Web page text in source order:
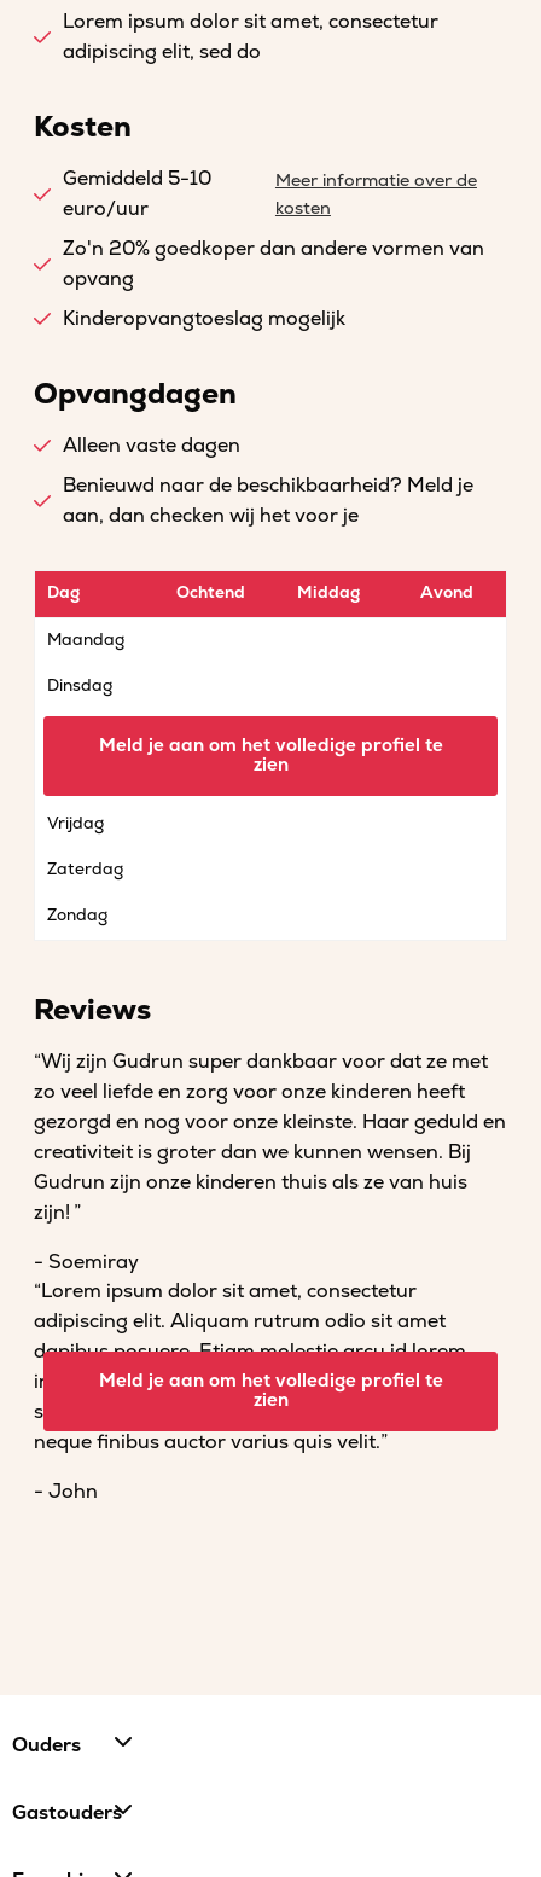
Lorem ipsum dolor sit amet, consectetur
adipiscing elit, sed do
Kosten
Gemiddeld 5-10
euro/uur
Meer informatie over de
kosten
Zo'n 20% goedkoper dan andere vormen van
opvang
Kinderopvangtoeslag mogelijk
Opvangdagen
Alleen vaste dagen
Benieuwd naar de beschikbaarheid? Meld je
aan, dan checken wij het voor je
Dag Ochtend Middag Avond
Maandag
Dinsdag
Vrijdag
Zaterdag
Zondag
Meld je aan om het volledige profiel te
zien
Reviews
“Wij zijn Gudrun super dankbaar voor dat ze met
zo veel liefde en zorg voor onze kinderen heeft
gezorgd en nog voor onze kleinste. Haar geduld en
creativiteit is groter dan we kunnen wensen. Bij
Gudrun zijn onze kinderen thuis als ze van huis
zijn! ”
- Soemiray
“Lorem ipsum dolor sit amet, consectetur
adipiscing elit. Aliquam rutrum odio sit amet
dapibus posuere. Etiam molestie arcu id lorem
imperdiet convallis. Fusce venenatis nisl nec dolor
scelerisque tempor. Vestibulum et magna vel
neque finibus auctor varius quis velit.”
- John
Meld je aan om het volledige profiel te
zien
Ouders
Gastouders